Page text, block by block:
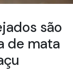
são
de mata